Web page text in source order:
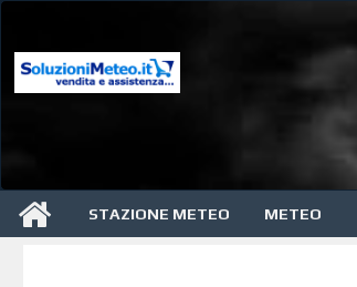
STAZIONE METEO METEO